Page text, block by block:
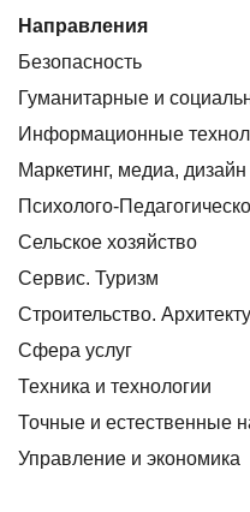
Направления
Безопасность
Гуманитарные и
Информационные
Маркетинг, медиа, дизайн
Психолого-
Сельское хозяйство
Сервис. Туризм
Строительство.
Сфера услуг
Техника и технологии
Точные и естественные
Управление и экономика